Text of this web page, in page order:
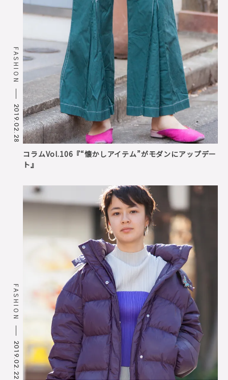
FASHION
2019.02.28
コラムVol.106『“懐かしアイテム”がモダンにアップデー
ト』
FASHION
2019.02.22